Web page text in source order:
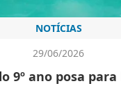
NOTÍCIAS
29/06/2026
9º ano posa